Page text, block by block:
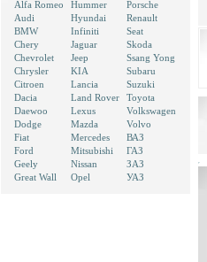
Alfa Romeo
Audi
BMW
Chery
Chevrolet
Chrysler
Citroen
Dacia
Daewoo
Dodge
Fiat
Ford
Geely
Great Wall
Hummer
Hyundai
Infiniti
Jaguar
Jeep
KIA
Lancia
Land Rover
Lexus
Mazda
Mercedes
Mitsubishi
Nissan
Opel
Porsche
Renault
Seat
Skoda
Ssang Yong
Subaru
Suzuki
Toyota
Volkswagen
Volvo
ВАЗ
ГАЗ
ЗАЗ
УАЗ